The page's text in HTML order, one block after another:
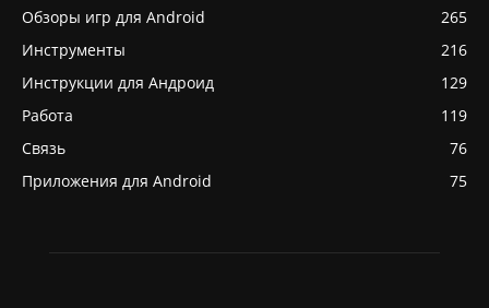
Обзоры игр для Android
265
Инструменты
216
Инструкции для Андроид
129
Работа
119
Связь
76
Приложения для Android
75